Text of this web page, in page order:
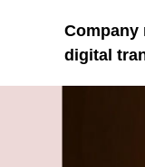
Company
digital